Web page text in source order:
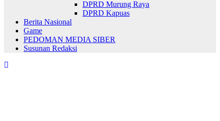
DPRD Murung Raya
DPRD Kapuas
Berita Nasional
Game
PEDOMAN MEDIA SIBER
Susunan Redaksi